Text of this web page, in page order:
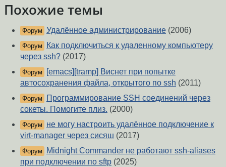
Похожие темы
Форум Удалённое администрирование (2006)
Форум
Как подключиться к удаленному компьютеру
через ssh? (2017)
Форум
[emacs][tramp] Виснет при попытке
автосохранения файла, открытого по ssh (2011)
Форум
Программирование SSH соединений через
сокеты. Помогите плиз. (2000)
Форум
не могу настроить удалённое подключение к
virt-manager через сисяш (2017)
Форум
Midnight Commander не работают ssh-aliases
при подключении по sftp (2025)